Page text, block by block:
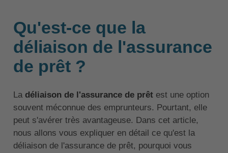
Qu'est-ce que la
déliaison de l'assurance
de prêt ?
La déliaison de l'assurance de prêtest une option
souvent méconnue des emprunteurs. Pourtant, elle
peut s'avérer très avantageuse. Dans cet article,
nous allons vous expliquer en détail ce qu'est la
déliaison de l'assurance de prêt, pourquoi vous